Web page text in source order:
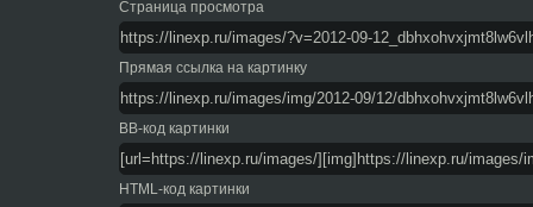
Страница просмотра
Прямая ссылка на картинку
BB-код картинки
HTML-код картинки